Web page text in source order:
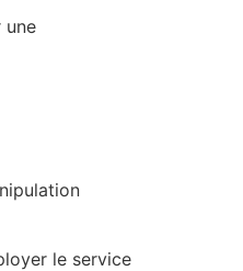
une
le service